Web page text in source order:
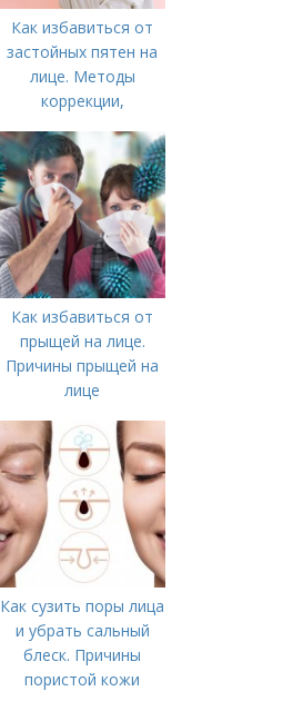
Как избавиться от
застойных пятен на
лице. Методы
коррекции,
акне и удаления
рубцов и шрамов
постакне
Как избавиться от
прыщей на лице.
Причины прыщей на
лице
Как сузить поры лица
и убрать сальный
блеск. Причины
пористой кожи